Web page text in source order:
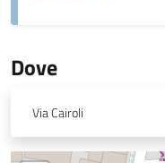
Dove
Via Cairoli